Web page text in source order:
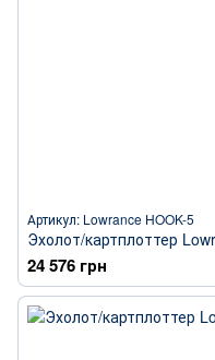
Артикул: Lowrance HOOK-5
Эхолот/картплоттер
24 576 грн